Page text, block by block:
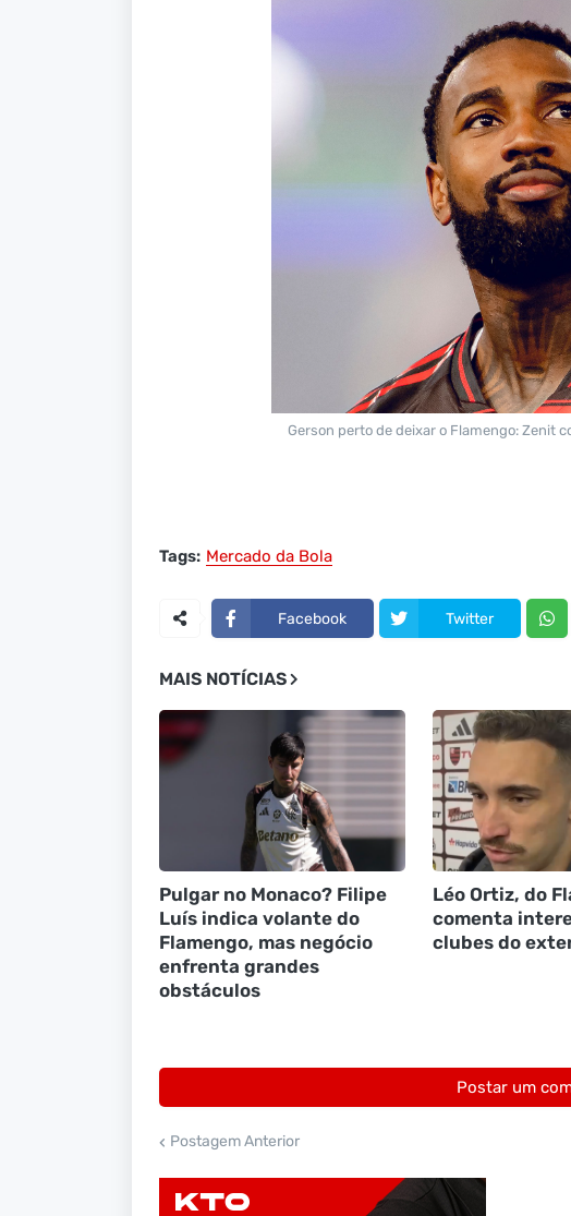
Gerson perto de deixar o Flamengo: Zenit
Tags: Mercado da Bola
Facebook Twitter
MAIS NOTÍCIAS
Pulgar no Monaco? Filipe
Luís indica volante do
Flamengo, mas negócio
enfrenta grandes
obstáculos
Léo Ortiz, do
comenta
clubes do
Postar um
Postagem Anterior